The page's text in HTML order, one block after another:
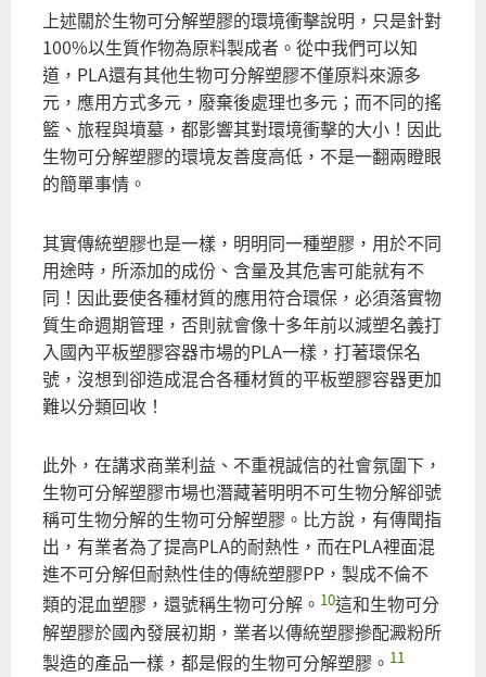
上述關於生物可分解塑膠的環境衝擊說明，只是針對
100%以生質作物為原料製成者。從中我們可以知
道，PLA還有其他生物可分解塑膠不僅原料來源多
元，應用方式多元，廢棄後處理也多元；而不同的搖
籃、旅程與墳墓，都影響其對環境衝擊的大小！因此
生物可分解塑膠的環境友善度高低，不是一翻兩瞪眼
的簡單事情。
其實傳統塑膠也是一樣，明明同一種塑膠，用於不同
用途時，所添加的成份、含量及其危害可能就有不
同！因此要使各種材質的應用符合環保，必須落實物
質生命週期管理，否則就會像十多年前以減塑名義打
入國內平板塑膠容器市場的PLA一樣，打著環保名
號，沒想到卻造成混合各種材質的平板塑膠容器更加
難以分類回收！
此外，在講求商業利益、不重視誠信的社會氛圍下，
生物可分解塑膠市場也潛藏著明明不可生物分解卻號
稱可生物分解的生物可分解塑膠。比方說，有傳聞指
出，有業者為了提高PLA的耐熱性，而在PLA裡面混
進不可分解但耐熱性佳的傳統塑膠PP，製成不倫不
類的混血塑膠，還號稱生物可分解。 10這和生物可分
解塑膠於國內發展初期，業者以傳統塑膠摻配澱粉所
製造的產品一樣，都是假的生物可分解塑膠。 11